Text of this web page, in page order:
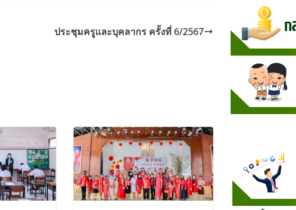
ประชุมครูและบุคลากร ครั้งที่ 6/2567